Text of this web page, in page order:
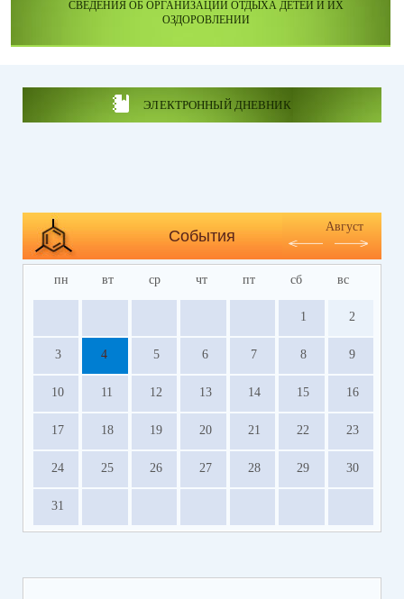
СВЕДЕНИЯ ОБ ОРГАНИЗАЦИИ ОТДЫХА ДЕТЕЙ И ИХ
ОЗДОРОВЛЕНИИ
ЭЛЕКТРОННЫЙ ДНЕВНИК
События
Август
пн вт ср чт пт сб вс
1 2
3 4 5 6 7 8 9
10 11 12 13 14 15 16
17 18 19 20 21 22 23
24 25 26 27 28 29 30
31